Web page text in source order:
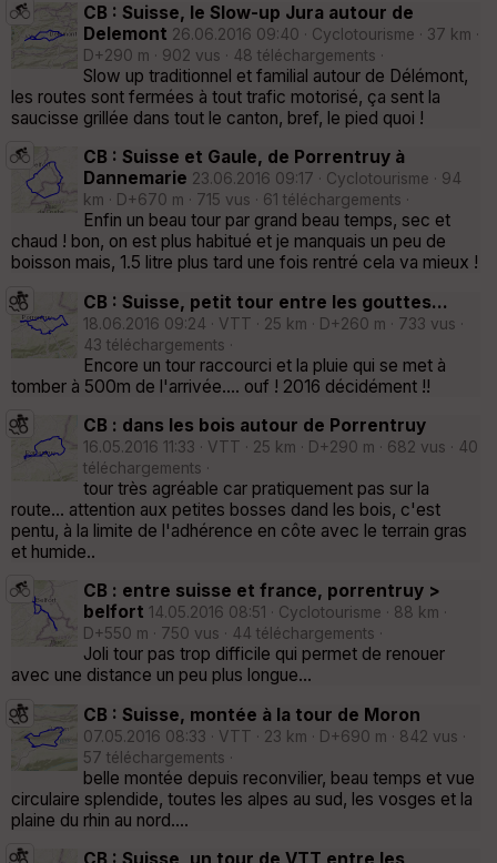
CB : Suisse, le Slow-up Jura autour de
Delemont 26.06.2016 09:40 · Cyclotourisme · 37 km ·
D+290 m · 902 vus · 48 téléchargements ·
Slow up traditionnel et familial autour de Délémont,
les routes sont fermées à tout trafic motorisé, ça sent la
saucisse grillée dans tout le canton, bref, le pied quoi !
CB : Suisse et Gaule, de Porrentruy à
Dannemarie 23.06.2016 09:17 · Cyclotourisme · 94
km · D+670 m · 715 vus · 61 téléchargements ·
Enfin un beau tour par grand beau temps, sec et
chaud ! bon, on est plus habitué et je manquais un peu de
boisson mais, 1.5 litre plus tard une fois rentré cela va mieux !
CB : Suisse, petit tour entre les gouttes...
18.06.2016 09:24 · VTT · 25 km · D+260 m · 733 vus ·
43 téléchargements ·
Encore un tour raccourci et la pluie qui se met à
tomber à 500m de l'arrivée.... ouf ! 2016 décidément !!
CB : dans les bois autour de Porrentruy
16.05.2016 11:33 · VTT · 25 km · D+290 m · 682 vus · 40
téléchargements ·
tour très agréable car pratiquement pas sur la
route... attention aux petites bosses dand les bois, c'est
pentu, à la limite de l'adhérence en côte avec le terrain gras
et humide..
CB : entre suisse et france, porrentruy >
belfort 14.05.2016 08:51 · Cyclotourisme · 88 km ·
D+550 m · 750 vus · 44 téléchargements ·
Joli tour pas trop difficile qui permet de renouer
avec une distance un peu plus longue...
CB : Suisse, montée à la tour de Moron
07.05.2016 08:33 · VTT · 23 km · D+690 m · 842 vus ·
57 téléchargements ·
belle montée depuis reconvilier, beau temps et vue
circulaire splendide, toutes les alpes au sud, les vosges et la
plaine du rhin au nord....